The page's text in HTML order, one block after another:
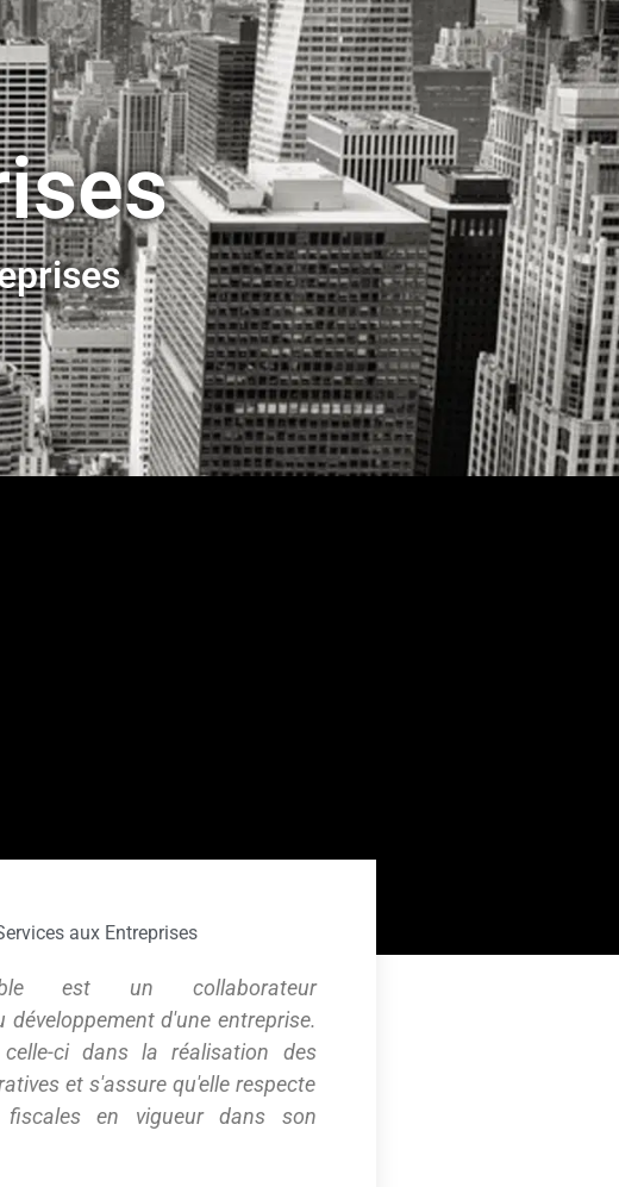
aux Entreprises
est un collaborateur
développement d'une entreprise.
ci dans la réalisation des
et s'assure qu'elle respecte
fiscales en vigueur dans son